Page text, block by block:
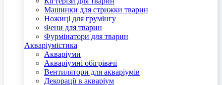
Машинки для стрижки тварин
Ножиці для грумінгу
Фени для тварин
Фурмінатори для тварин
Акваріумістика
Акваріуми
Акваріумні обігрівачі
Вентилятори для акваріумів
Декорації в акваріум